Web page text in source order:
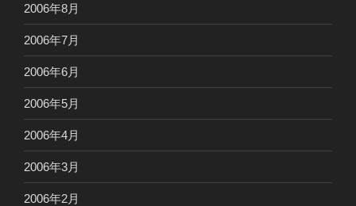
2006年8月
2006年7月
2006年6月
2006年5月
2006年4月
2006年3月
2006年2月